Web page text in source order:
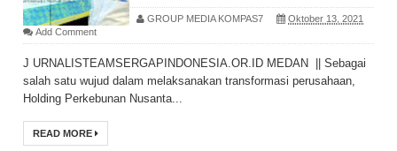
GROUP MEDIA KOMPAS7
Oktober 13, 2021
Add Comment
J URNALISTEAMSERGAPINDONESIA.OR.ID MEDAN || Sebagai
salah satu wujud dalam melaksanakan transformasi perusahaan,
Holding Perkebunan Nusanta...
READ MORE